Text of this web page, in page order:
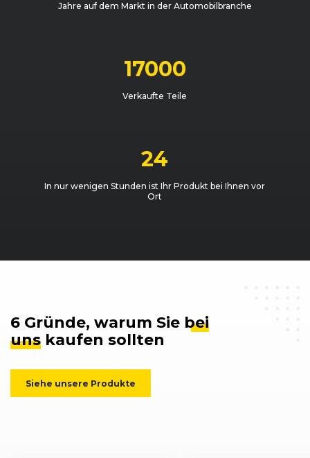
Jahre auf dem Markt in der Automobilbranche
17000
Verkaufte Teile
24
In nur wenigen Stunden ist Ihr Produkt bei Ihnen vor
Ort
6 Gründe, warum Sie bei
uns kaufen sollten
Siehe unsere Produkte